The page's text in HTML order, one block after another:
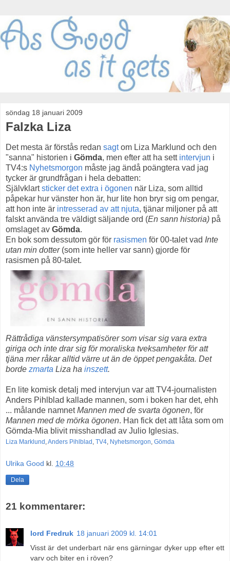
söndag 18 januari 2009
Falzka Liza
Det mesta är förstås redan sagtom Liza Marklund och den
"sanna" historien i Gömda, men efter att ha sett intervjun i
TV4:s Nyhetsmorgon måste jag ändå poängtera vad jag
tycker är grundfrågan i hela debatten:
Självklartsticker det extra i ögonen när Liza, som alltid
påpekar hur vänster hon är, hur lite hon bryr sig om pengar,
att hon inte är intresserad av att njuta, tjänar miljoner på att
falskt använda tre väldigt säljande ord (En sann historia) på
omslaget av Gömda.
En bok som dessutom gör för rasismen för 00-talet vad Inte
utan min dotter(som inte heller var sann) gjorde för
rasismen på 80-talet.
Rättrådiga vänstersympatisörer som visar sig vara extra
giriga och inte drar sig för moraliska tveksamheter för att
tjäna mer råkar alltid värre ut än de öppet pengakåta. Det
borde zmarta Liza ha inszett.
En lite komisk detalj med intervjun var att TV4-journalisten
Anders Pihlblad kallade mannen, som i boken har det, ehh
... målande namnetMannen med de svarta ögonen, för
Mannen med de mörka ögonen. Han fick det att låta som om
Gömda-Mia blivit misshandlad av Julio Iglesias.
Liza Marklund ,Anders Pihlblad , TV4, Nyhetsmorgon, Gömda
Ulrika Good kl. 10:48
Dela
21 kommentarer:
lord Fredruk 18 januari 2009 kl. 14:01
Visst är det underbart när ens gärningar dyker upp efter ett
varv och biter en i röven?